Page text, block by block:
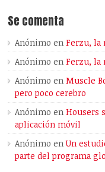
Se comenta
Anónimo enFerzu, la
Anónimo enFerzu, la
Anónimo enMuscle
pero poco cerebro
Anónimo enHousers
aplicación móvil
Anónimo enUn
parte del programa